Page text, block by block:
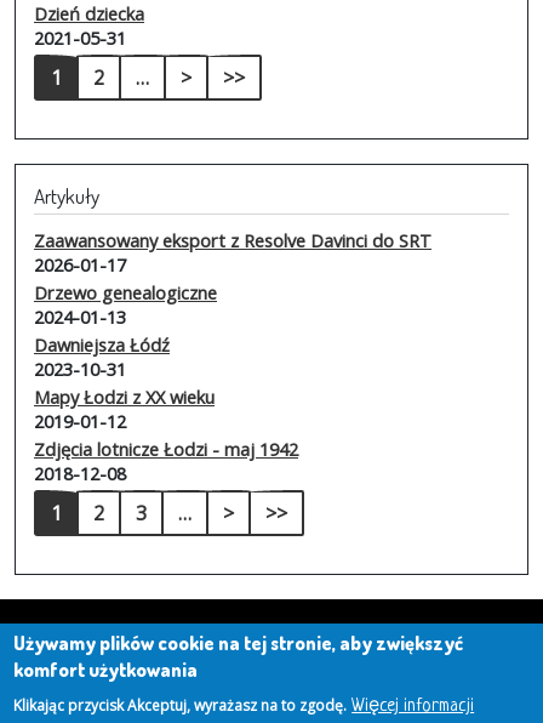
Dzień dziecka
2021-05-31
Stronicowanie
1 2 … >Następna strona
>>Ostatnia strona
Artykuły
Zaawansowany eksport z Resolve Davinci do SRT
2026-01-17
Drzewo genealogiczne
2024-01-13
Dawniejsza Łódź
2023-10-31
Mapy Łodzi z XX wieku
2019-01-12
Zdjęcia lotnicze Łodzi - maj 1942
2018-12-08
Stronicowanie
1 2 3 … >Następna strona
>>Ostatnia strona
(marekc"małpa"mc69.org)
Używamy plików cookie na tej stronie, aby zwiększyć
komfort użytkowania
Klikając przycisk Akceptuj, wyrażasz na to zgodę. Więcej informacji